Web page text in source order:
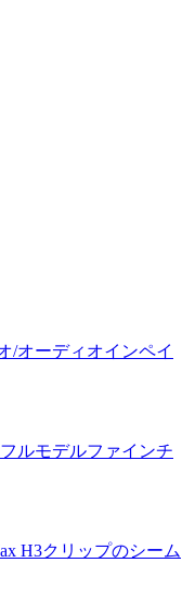
/オーディオインペイ
ルモデルファインチ
H3クリップのシーム